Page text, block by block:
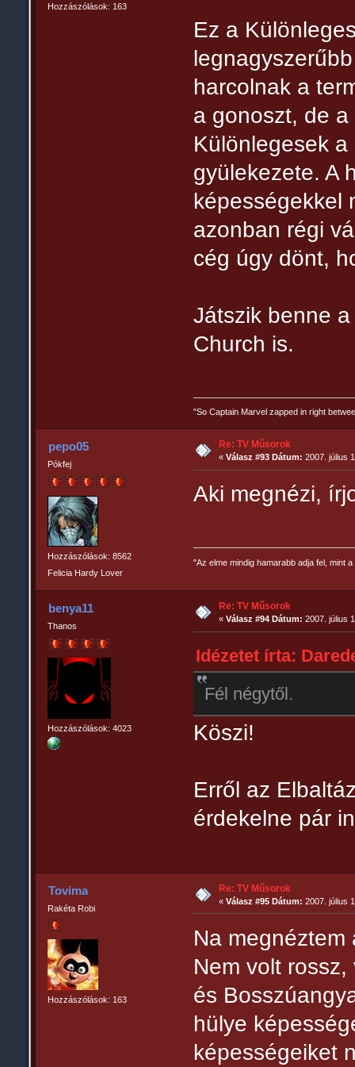
Hozzászólások: 163
Ez a
harcolnak a
a gonoszt, de
Különlegesek
gyülekezete. A
képességekkel
azonban régi
cég úgy dönt,
Játszik benne
Church is.
"So Captain Marvel zapped in right
pepo05
Pókfej
Hozzászólások: 8562
Felicia Hardy Lover
Re: TV Műsorok
«Válasz #93 Dátum: 2007. július
Aki megnézi,
"Az elme mindig hamarabb adja fel, mint
benya11
Thanos
Hozzászólások: 4023
Re: TV Műsorok
«Válasz #94 Dátum: 2007. július
Idézetet írta:
Fél négytől.
Köszi!
Erről az
érdekelne pár
Tovima
Rakéta Robi
Hozzászólások: 163
Re: TV Műsorok
«Válasz #95 Dátum: 2007. július
Na megnéztem
Nem volt
és
hülye
képességeiket